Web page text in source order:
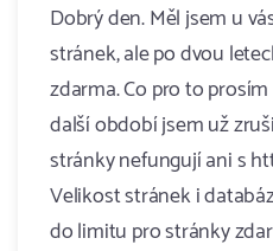
Dobrý den. Měl jsem u
stránek, ale po dvou
zdarma. Co pro to
další období jsem už
stránky nefungují ani s
Velikost stránek i
do limitu pro stránky